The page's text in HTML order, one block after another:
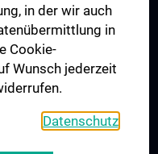
in der wir auch
in
Cookie-
Wunsch jederzeit
Datenschutz